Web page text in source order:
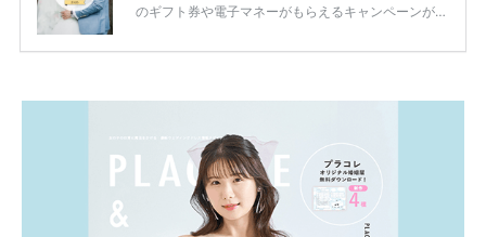
のギフト券や電子マネーがもらえるキャンペーンがあ
ため、比較せずに選ぶと損をしてしまうことも……。
一番お得？」「プラコレの特典は？」といった疑問も
解決します。 まずは診断で候補を絞れる「ウェディ
ング診断」か、体験型 […]続きを読む